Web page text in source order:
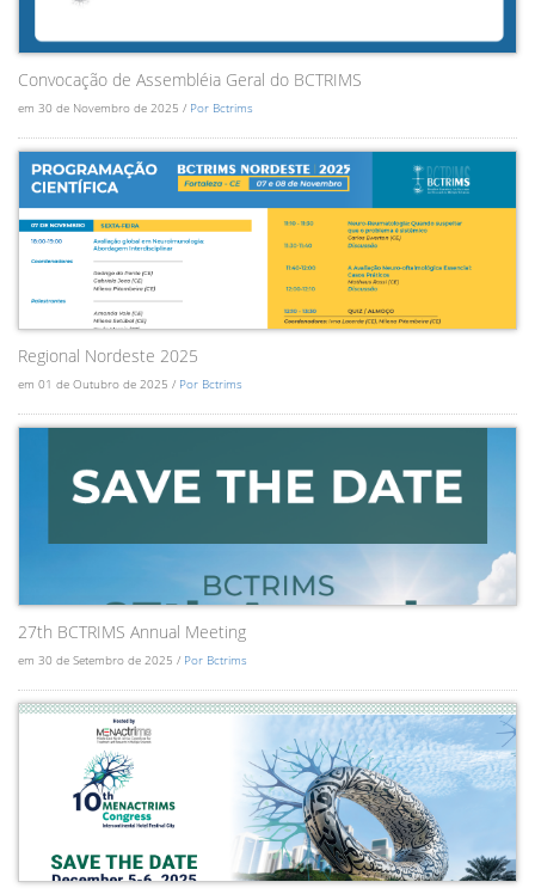
Convocação de Assembléia Geral do BCTRIMS
em 30 de Novembro de 2025 / Por Bctrims
Regional Nordeste 2025
em 01 de Outubro de 2025 / Por Bctrims
27th BCTRIMS Annual Meeting
em 30 de Setembro de 2025 / Por Bctrims